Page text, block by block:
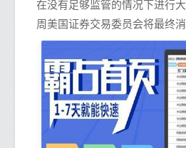
在没有足够监管的情况下进行
周美国证券交易委员会将最终消